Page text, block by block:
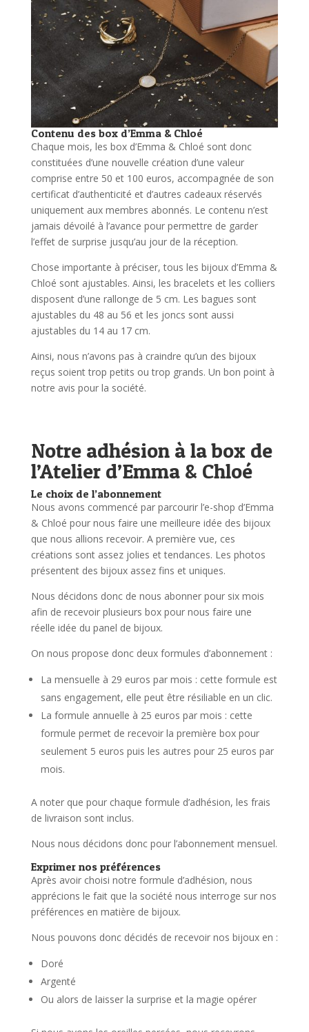
Contenu des box d’Emma & Chloé
Chaque mois, les box d’Emma & Chloé sont donc
constituées d’une nouvelle création d’une valeur
comprise entre 50 et 100 euros, accompagnée de son
certificat d’authenticité et d’autres cadeaux réservés
uniquement aux membres abonnés. Le contenu n’est
jamais dévoilé à l’avance pour permettre de garder
l’effet de surprise jusqu’au jour de la réception.
Chose importante à préciser, tous les bijoux d’Emma &
Chloé sont ajustables. Ainsi, les bracelets et les colliers
disposent d’une rallonge de 5 cm. Les bagues sont
ajustables du 48 au 56 et les joncs sont aussi
ajustables du 14 au 17 cm.
Ainsi, nous n’avons pas à craindre qu’un des bijoux
reçus soient trop petits ou trop grands. Un bon point à
notre avis pour la société.
Notre adhésion à la box de
l’Atelier d’Emma & Chloé
Le choix de l’abonnement
Nous avons commencé par parcourir l’e-shop d’Emma
& Chloé pour nous faire une meilleure idée des bijoux
que nous allions recevoir. A première vue, ces
créations sont assez jolies et tendances. Les photos
présentent des bijoux assez fins et uniques.
Nous décidons donc de nous abonner pour six mois
afin de recevoir plusieurs box pour nous faire une
réelle idée du panel de bijoux.
On nous propose donc deux formules d’abonnement :
La mensuelle à 29 euros par mois : cette formule est
sans engagement, elle peut être résiliable en un clic.
La formule annuelle à 25 euros par mois : cette
formule permet de recevoir la première box pour
seulement 5 euros puis les autres pour 25 euros par
mois.
A noter que pour chaque formule d’adhésion, les frais
de livraison sont inclus.
Nous nous décidons donc pour l’abonnement mensuel.
Exprimer nos préférences
Après avoir choisi notre formule d’adhésion, nous
apprécions le fait que la société nous interroge sur nos
préférences en matière de bijoux.
Nous pouvons donc décidés de recevoir nos bijoux en :
Doré
Argenté
Ou alors de laisser la surprise et la magie opérer